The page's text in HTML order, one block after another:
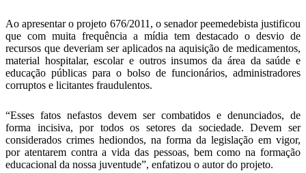
Ao apresentar o projeto 676/2011, o senador peemedebista justificou
que com muita frequência a mídia tem destacado o desvio de
recursos que deveriam ser aplicados na aquisição de medicamentos,
material hospitalar, escolar e outros insumos da área da saúde e
educação públicas para o bolso de funcionários, administradores
corruptos e licitantes fraudulentos.
“Esses fatos nefastos devem ser combatidos e denunciados, de
forma incisiva, por todos os setores da sociedade. Devem ser
considerados crimes hediondos, na forma da legislação em vigor,
por atentarem contra a vida das pessoas, bem como na formação
educacional da nossa juventude”, enfatizou o autor do projeto.